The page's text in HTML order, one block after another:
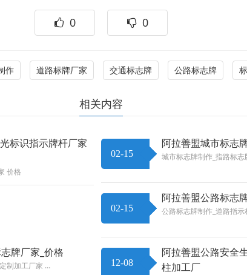
0 0
作 道路标牌厂家 交通标志牌 公路标志牌
相关内容
标识指示牌杆厂家
价格
02-15
阿拉善盟城市标志
城市标志牌制作_指路标
02-15
阿拉善盟公路标志
公路标志牌制作_道路指
牌厂家_价格
制加工厂家 … 12-08
阿拉善盟公路安全
柱加工厂